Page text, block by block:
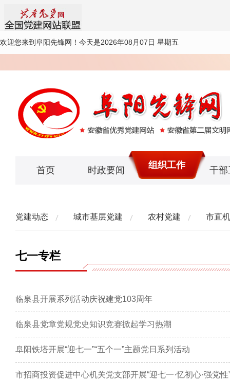
欢迎您来到阜阳先锋网！ 今天是2026年08月07日 星期五
首页 时政要闻 组织工作 干部
党建动态 城市基层党建 农村党建 市直
七一专栏
临泉县开展系列活动庆祝建党103周年
临泉县党章党规党史知识竞赛掀起学习热潮
阜阳铁塔开展“迎七一”“五个一”主题党日系列活动
市招商投资促进中心机关党支部开展“迎七一·忆初心·强党性